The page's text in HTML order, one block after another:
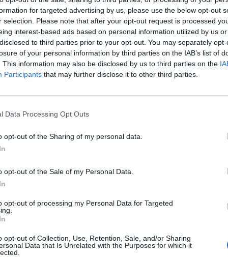
for targeted advertising by us, please use the below opt-out
selection. Please note that after your opt-out request is processed
interest-based ads based on personal information utilized by us
to third parties prior to your opt-out. You may separately
of your personal information by third parties on the IAB’s list of
This information may also be disclosed by us to third parties on the
Participants that may further disclose it to other third parties.
Data Processing Opt Outs
opt-out of the Sharing of my personal data.
opt-out of the Sale of my Personal Data.
opt-out of processing my Personal Data for Targeted
opt-out of Collection, Use, Retention, Sale, and/or Sharing
Data that Is Unrelated with the Purposes for which it
de largo atravesando el canal Christianshavn.
los mástiles que porta. Cada una de las
que es usado como una referencia por
de dicho canal.